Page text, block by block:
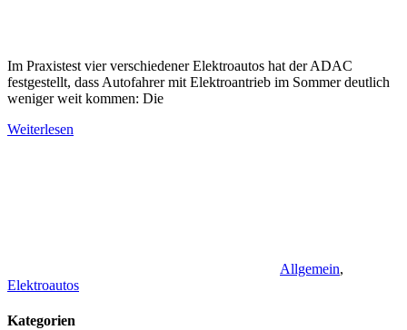
Im Praxistest vier verschiedener Elektroautos hat der ADAC
festgestellt, dass Autofahrer mit Elektroantrieb im Sommer deutlich
weniger weit kommen: Die
Weiterlesen
Allgemein,
Elektroautos
Kategorien